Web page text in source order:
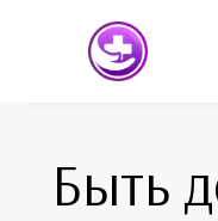
Быть